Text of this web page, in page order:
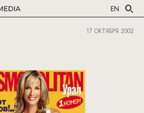
EN
17 ОКТЯБРЯ 2002